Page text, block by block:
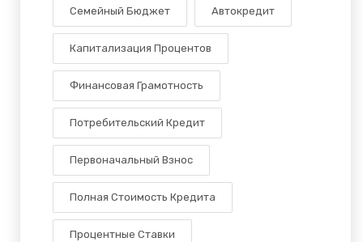
Семейный Бюджет Автокредит
Капитализация Процентов
Финансовая Грамотность
Потребительский Кредит
Первоначальный Взнос
Полная Стоимость Кредита
Процентные Ставки